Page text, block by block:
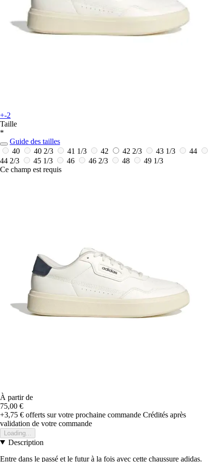
+-2
Taille
*
Guide des tailles
40
40 2/3 41 1/3 42 42 2/3 43 1/3
44
44 2/3
45 1/3 46 46 2/3 48
49 1/3
Ce champ est requis
À partir de
75,00 €
+3,75 € offerts sur votre prochaine commande Crédités après
validation de votre commande
Loading...
Description
Entre dans le passé et le futur à la fois avec cette chaussure adidas.